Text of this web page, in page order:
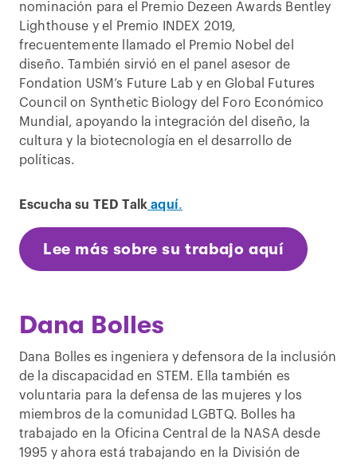
nominación para el Premio Dezeen Awards Bentley
Lighthouse y el Premio INDEX 2019,
frecuentemente llamado el Premio Nobel del
diseño. También sirvió en el panel asesor de
Fondation USM’s Future Lab y en Global Futures
Council on Synthetic Biology del Foro Económico
Mundial, apoyando la integración del diseño, la
cultura y la biotecnología en el desarrollo de
políticas.
Escucha su TED Talk aquí.
Lee más sobre su trabajo aquí
Dana Bolles
Dana Bolles es ingeniera y defensora de la inclusión
de la discapacidad en STEM. Ella también es
voluntaria para la defensa de las mujeres y los
miembros de la comunidad LGBTQ. Bolles ha
trabajado en la Oficina Central de la NASA desde
1995 y ahora está trabajando en la División de